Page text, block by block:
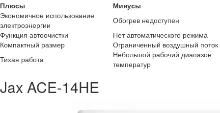
Плюсы
Минусы
Экономичное использование
электроэнергии
Обогрев недоступен
Функция автоочистки
Нет автоматического режима
Компактный размер
Ограниченный воздушный поток
Тихая работа
Небольшой рабочий диапазон
температур
Jax ACE-14HE